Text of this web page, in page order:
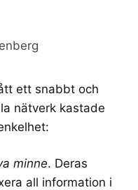
ett snabbt och
nätverk kastade
minne. Deras
all information i